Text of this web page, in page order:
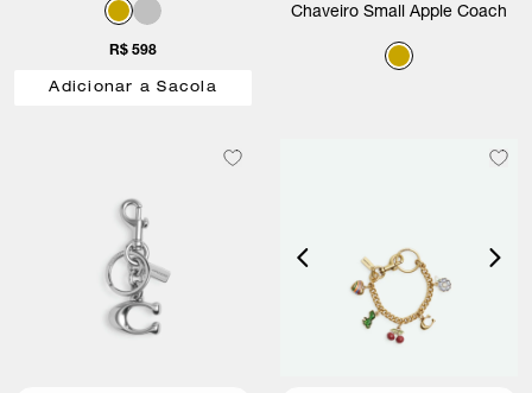
R$ 598
Adicionar a Sacola
Chaveiro Small Apple Coach